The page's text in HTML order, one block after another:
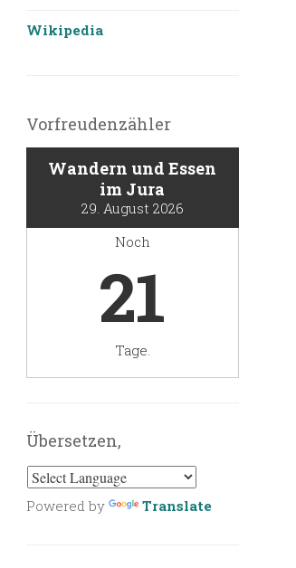
Wikipedia
Vorfreudenzähler
Wandern und Essen
im Jura
29. August 2026
Noch
21
Tage.
Übersetzen,
Powered by Translate